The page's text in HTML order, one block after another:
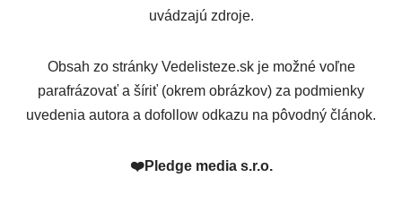
uvádzajú zdroje.
Obsah zo stránky Vedelisteze.sk je možné voľne
parafrázovať a šíriť (okrem obrázkov) za podmienky
uvedenia autora a dofollow odkazu na pôvodný článok.
❤️Pledge media s.r.o.